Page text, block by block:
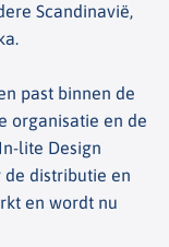
Scandinavië,
past binnen de
organisatie en de
lite Design
distributie en
en wordt nu